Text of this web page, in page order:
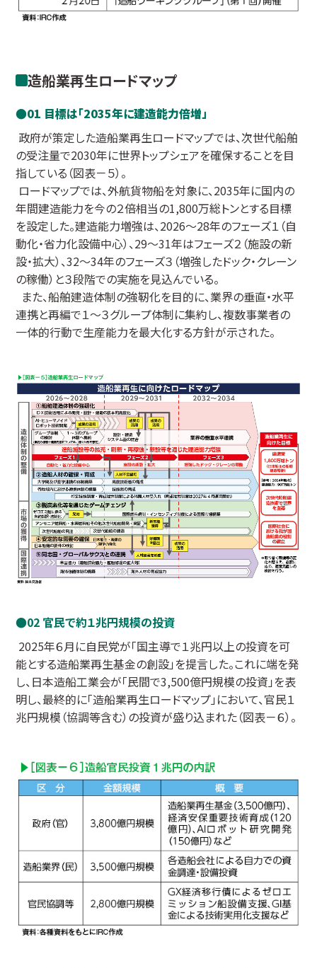
造船業再生ロードマップ
01 目標は「2035年に建造能力倍増」
政府が策定した造船業再生ロードマップでは、次世代船舶
の受注量で2030年に世界トップシェアを確保することを目
指している（図表－５）。
ロードマップでは、外航貨物船を対象に、2035年に国内の
年間建造能力を今の２倍相当の1,800万総トンとする目標
を設定した。建造能力増強は、2026～28年のフェーズ１（自
動化・省力化設備中心）、29～31年はフェーズ２（施設の新
設・拡大）、32～34年のフェーズ３（増強したドック・クレーン
の稼働）と３段階での実施を見込んでいる。
また、船舶建造体制の強靭化を目的に、業界の垂直・水平
連携と再編で１～３グループ体制に集約し、複数事業者の
一体的行動で生産能力を最大化する方針が示された。
02 官民で約１兆円規模の投資
2025年６月に自民党が「国主導で１兆円以上の投資を可
能とする造船業再生基金の創設」を提言した。これに端を発
し、日本造船工業会が「民間で3,500億円規模の投資」を表
明し、最終的に「造船業再生ロードマップ」において、官民１
兆円規模（協調等含む）の投資が盛り込まれた（図表－６）。